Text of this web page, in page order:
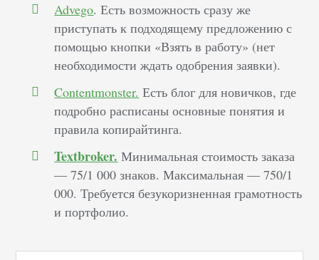
Advego. Есть возможность сразу же
приступать к подходящему предложению с
помощью кнопки «Взять в работу» (нет
необходимости ждать одобрения заявки).
Contentmonster. Есть блог для новичков, где
подробно расписаны основные понятия и
правила копирайтинга.
Textbroker. Минимальная стоимость заказа
–– 75/1 000 знаков. Максимальная –– 750/1
000. Требуется безукоризненная грамотность
и портфолио.